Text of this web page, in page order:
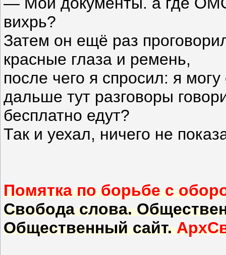
вихрь?
Затем он ещё раз
красные глаза и ремень,
после чего я спросил: я
дальше тут разговоры
бесплатно едут?
Так и уехал, ничего не
Помятка по борьбе с
Свобода слова.
Общественный сайт.